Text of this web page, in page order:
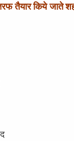
तैयार किये जाते